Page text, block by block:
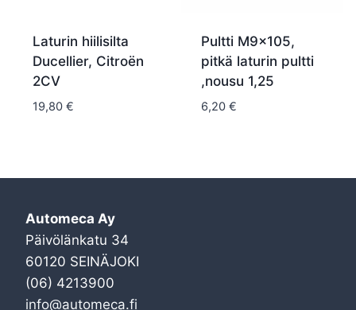
Laturin hiilisilta
Ducellier, Citroën
2CV
19,80 €
Pultti M9x105,
pitkä laturin pultti
,nousu 1,25
6,20 €
Automeca Ay
Päivölänkatu 34
60120 SEINÄJOKI
(06) 4213900
info@automeca.fi